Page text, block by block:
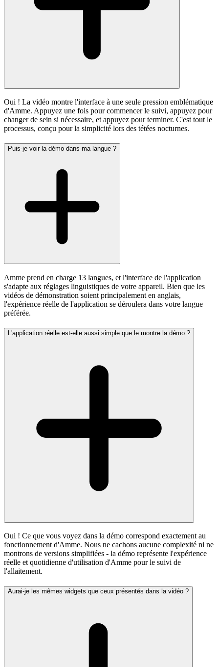
Oui ! La vidéo montre l'interface à une seule pression emblématique
d'Amme. Appuyez une fois pour commencer le suivi, appuyez pour
changer de sein si nécessaire, et appuyez pour terminer. C'est tout le
processus, conçu pour la simplicité lors des tétées nocturnes.
Puis-je voir la démo dans ma langue ?
Amme prend en charge 13 langues, et l'interface de l'application
s'adapte aux réglages linguistiques de votre appareil. Bien que les
vidéos de démonstration soient principalement en anglais,
l'expérience réelle de l'application se déroulera dans votre langue
préférée.
L'application réelle est-elle aussi simple que le montre la démo ?
Oui ! Ce que vous voyez dans la démo correspond exactement au
fonctionnement d'Amme. Nous ne cachons aucune complexité ni ne
montrons de versions simplifiées - la démo représente l'expérience
réelle et quotidienne d'utilisation d'Amme pour le suivi de
l'allaitement.
Aurai-je les mêmes widgets que ceux présentés dans la vidéo ?